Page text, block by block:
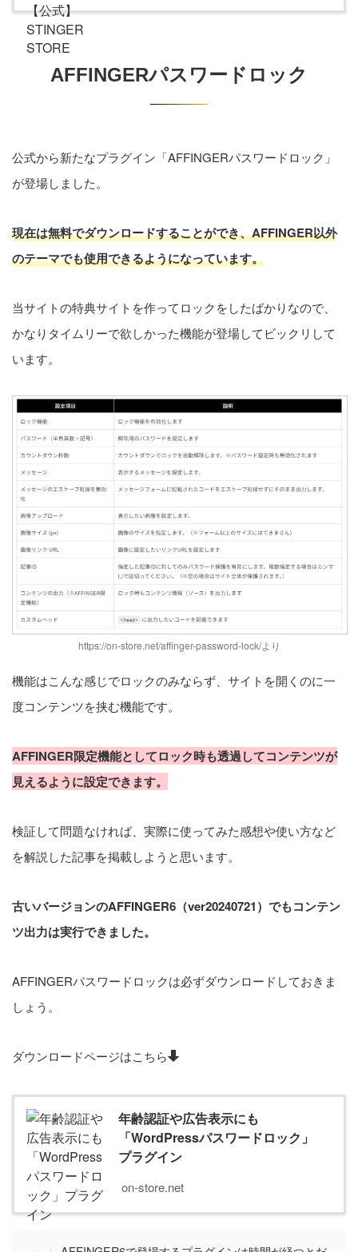
AFFINGERパスワードロック
公式から新たなプラグイン「AFFINGERパスワードロック」
が登場しました。
現在は無料でダウンロードすることができ、AFFINGER以外
のテーマでも使用できるようになっています。
当サイトの特典サイトを作ってロックをしたばかりなので、
かなりタイムリーで欲しかった機能が登場してビックリして
います。
https://on-store.net/affinger-password-lock/より
機能はこんな感じでロックのみならず、サイトを開くのに一
度コンテンツを挟む機能です。
AFFINGER限定機能としてロック時も透過してコンテンツが
見えるように設定できます。
検証して問題なければ、実際に使ってみた感想や使い方など
を解説した記事を掲載しようと思います。
古いバージョンのAFFINGER6（ver20240721）でもコンテン
ツ出力は実行できました。
AFFINGERパスワードロックは必ずダウンロードしておきま
しょう。
ダウンロードページはこちら
年齢認証や広告表示にも
「WordPressパスワードロック」
プラグイン
on-store.net